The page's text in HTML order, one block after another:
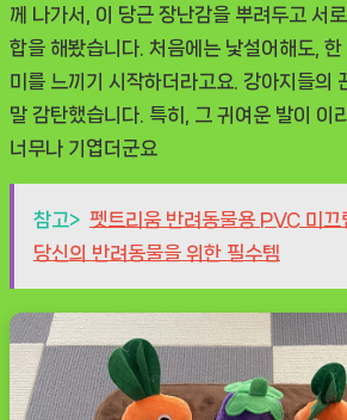
께 나가서, 이 당근 장난감을 뿌려두고 서
합을 해봤습니다. 처음에는 낯설어해도,
미를 느끼기 시작하더라고요. 강아지들의
말 감탄했습니다. 특히, 그 귀여운 발이 이
너무나 기엽더군요
참고> 펫트리움 반려동물용 PVC 미끄
당신의 반려동물을 위한 필수템